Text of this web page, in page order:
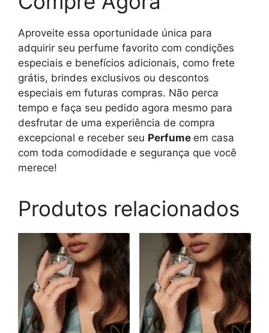
Aproveite essa oportunidade única para
adquirir seu perfume favorito com condições
especiais e benefícios adicionais, como frete
grátis, brindes exclusivos ou descontos
especiais em futuras compras. Não perca
tempo e faça seu pedido agora mesmo para
desfrutar de uma experiência de compra
excepcional e receber seu Perfume em casa
com toda comodidade e segurança que você
merece!
Produtos relacionados